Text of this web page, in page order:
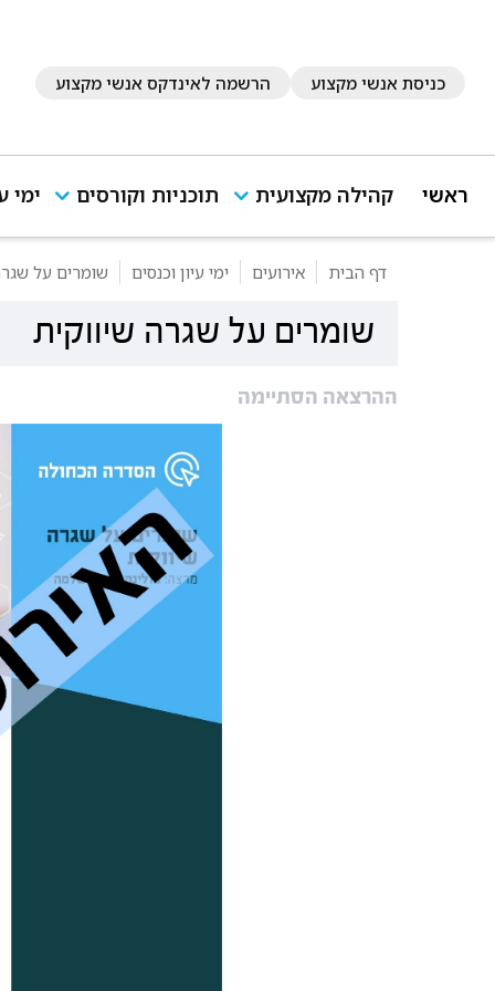
כניסת אנשי מקצוע הרשמה לאינדקס אנשי מקצוע
ראשי קהילה מקצועית תוכניות וקורסים ימי
דף הבית אירועים ימי עיון וכנסים שומרים על
שומרים על שגרה שיווקית
ההרצאה הסתיימה